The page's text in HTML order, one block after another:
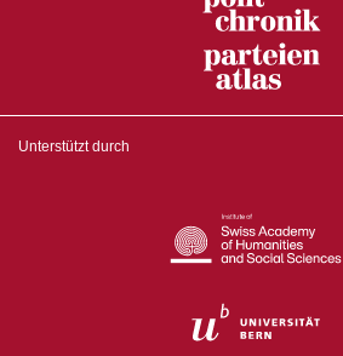
Unterstützt durch